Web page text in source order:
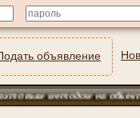
объявление
объектах